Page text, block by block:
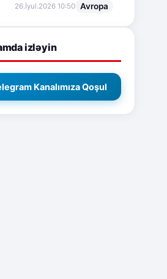
26.İyul.2026 10:50 Avropa
izləyin
Kanalımıza Qoşul